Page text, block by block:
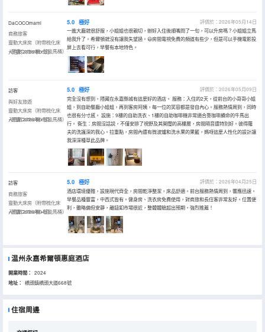
DaCOCOmami
商務旅客
靈動大床房（附帶梳化床
+膠囊Coffee機+智能馬桶）
入住於2026年05月
5.0 極好
評價於：2026年05月14日
一進大廳就很舒服，小姐姐也很親切，辦好入住後順嘴問了一句，可以升房嗎？小姐姐立馬
給我升了。希爾頓就沒有讓我失望過。😃房間電視免費的頻道有些少，但是可以手機電影投
屏上去看可行，早餐有本地特色。
訪客
與好友旅遊
靈動大床房（附帶梳化床
+膠囊Coffee機+智能馬桶）
入住於2026年05月
5.0 極好
評價於：2026年05月09日
完全沒有想到，隱藏在永嘉縣城有這麼好的酒店。 服務：入住的2天，從前台的小哥哥小姐
姐，到自助餐廳小姐姐，再到客房阿姨，每一位的笑容都是發自內心。服務熱情周到，同時
也很有分寸感。 設施：9樓的自助洗衣、1樓的自助咖啡機非常適合靠咖啡續命的牛馬出
行。 衞生：房間沒話説，不僅安排了視野及其開闊的高樓層，房間隔音還特別好。彼得羅
夫的洗護深的我心。拉重點，房間內還有微波爐和洗水果的果籃，媽呀這麼人性化的設計讓
我深深種草此品牌。
訪客
商務旅客
靈動大床房（附帶梳化床
+膠囊Coffee機+智能馬桶）
入住於2026年04月
5.0 極好
評價於：2026年04月25日
酒店環境優雅，設施現代齊全，房間乾淨整潔，床品舒適。前台服務熱情周到，響應迅速。
早餐品種豐富，中西式皆有。健身房、洗衣房免費使用，對商旅和長住客非常友好。位置便
利，雖略偏但安靜，離鈕釦市場很近，整體體驗超出預期，強烈推薦！
温州永嘉希爾頓惠庭酒店
開業時間： 2024
地址： 橋頭鎮橋頭大道668號
住宿周邊